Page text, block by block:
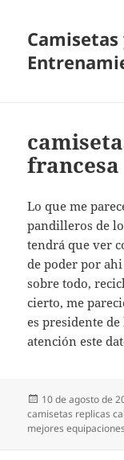
Camisetas
francesa
Lo que me
pandilleros de
tendrá que ver
de poder por
sobre todo,
cierto, me
es presidente
atención este
Publicado
el
10 de agosto de
camisetas replicas
mejores